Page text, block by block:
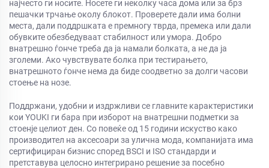
најчесто ги носите. Носете ги неколку часа дома или за брз
пешачки трчање околу блокот. Проверете дали има болни
места, дали поддршката е премногу тврда, премека или дали
обувките обезбедуваат стабилност или умора. Добро
внатрешно ѓонче треба да ја намали болката, а не да ја
зголеми. Ако чувствувате болка при тестирањето,
внатрешното ѓонче нема да биде соодветно за долги часови
стоење на нозе.
Поддржани, удобни и издржливи се главните карактеристики
кои YOUKI ги бара при изборот на внатрешни подметки за
стоенje целиот ден. Со повеќе од 15 години искуство како
производител на аксесоари за улична мода, компанијата има
сертифициран бизнис според BSCI и ISO стандарди и
претставува целосно интегрирано решение за посебно